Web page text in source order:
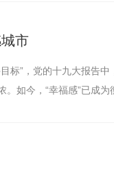
南充
市
标”，党的十九大报告
。如今，“幸福感”已成